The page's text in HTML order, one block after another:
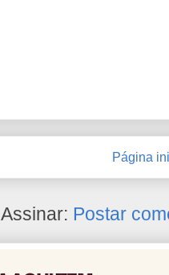
Página
Assinar: Postar